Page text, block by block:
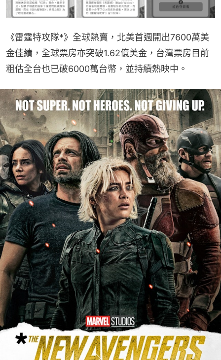
《雷霆特攻隊*》全球熱賣，北美首週開出7600萬美
金佳績，全球票房亦突破1.62億美金，台灣票房目前
粗估全台也已破6000萬台幣，並持續熱映中。